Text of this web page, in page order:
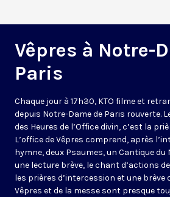
Vêpres à Notre-
Paris
Chaque jour à 17h30, KTO filme et
depuis Notre-Dame de Paris rouverte.
des Heures de l’Office divin, c’est la
L’office de Vêpres comprend, après
hymne, deux Psaumes, un Cantique du
une lecture brève, le chant d’actions
les prières d’intercession et une brève
Vêpres et de la messe sont presque